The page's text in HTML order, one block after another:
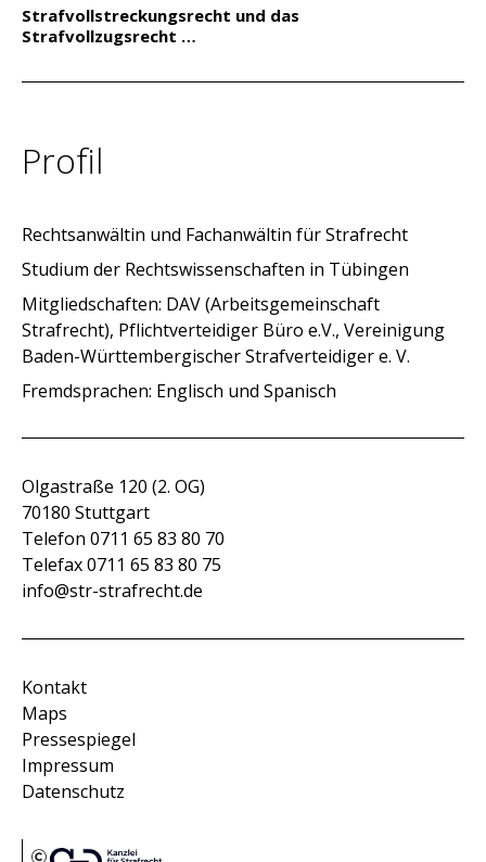
Strafvollstreckungsrecht und das
Strafvollzugsrecht
Profil
Rechtsanwältin und Fachanwältin für Strafrecht
Studium der Rechtswissenschaften in Tübingen
Mitgliedschaften: DAV (Arbeitsgemeinschaft
Strafrecht), Pflichtverteidiger Büro e.V., Vereinigung
Baden-Württembergischer Strafverteidiger e. V.
Fremdsprachen: Englisch und Spanisch
Olgastraße 120 (2. OG)
70180 Stuttgart
Telefon 0711 65 83 80 70
Telefax 0711 65 83 80 75
info@str-strafrecht.de
Kontakt
Maps
Pressespiegel
Impressum
Datenschutz